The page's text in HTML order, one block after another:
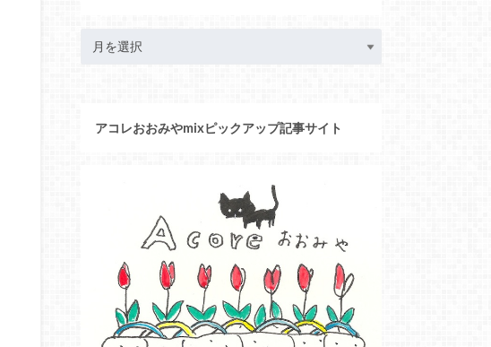
アコレおおみやmixピックアップ記事サイト